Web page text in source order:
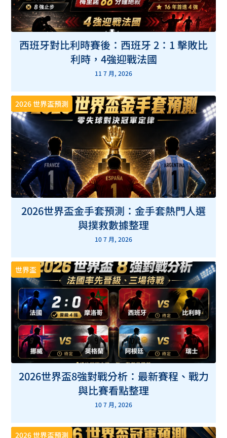
西班牙對比利時賽後：西班牙 2：1 擊敗比
利時，4強迎戰法國
11 7 月, 2026
2026 世界盃預測
2026世界盃金手套預測：金手套熱門人選
與撲救數據整理
10 7 月, 2026
世界盃
2026世界盃8強對戰分析：最新賽程、戰力
與比賽看點整理
10 7 月, 2026
2026 世界盃預測